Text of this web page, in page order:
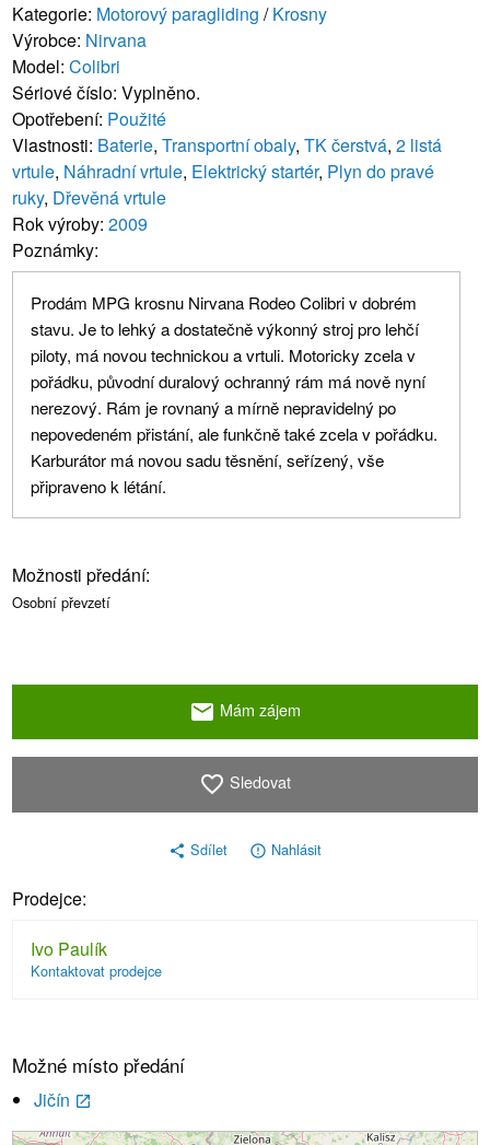
Kategorie: Motorový paragliding /Krosny
Výrobce: Nirvana
Model:Colibri
Sériové číslo: Vyplněno.
Opotřebení: Použité
Vlastnosti: Baterie,Transportní obaly,TK čerstvá,2 listá
vrtule, Náhradní vrtule, Elektrický startér, Plyn do pravé
ruky, Dřevěná vrtule
Rok výroby:2009
Poznámky:
Prodám MPG krosnu Nirvana Rodeo Colibri v dobrém
stavu. Je to lehký a dostatečně výkonný stroj pro lehčí
piloty, má novou technickou a vrtuli. Motoricky zcela v
pořádku, původní duralový ochranný rám má nově nyní
nerezový. Rám je rovnaný a mírně nepravidelný po
nepovedeném přistání, ale funkčně také zcela v pořádku.
Karburátor má novou sadu těsnění, seřízený, vše
připraveno k létání.
Možnosti předání:
Osobní převzetí
email Mám zájem
favorite_border Sledovat
share Sdílet error_outline Nahlásit
Prodejce:
Ivo Paulík
Kontaktovat prodejce
Možné místo předání
Jičín launch